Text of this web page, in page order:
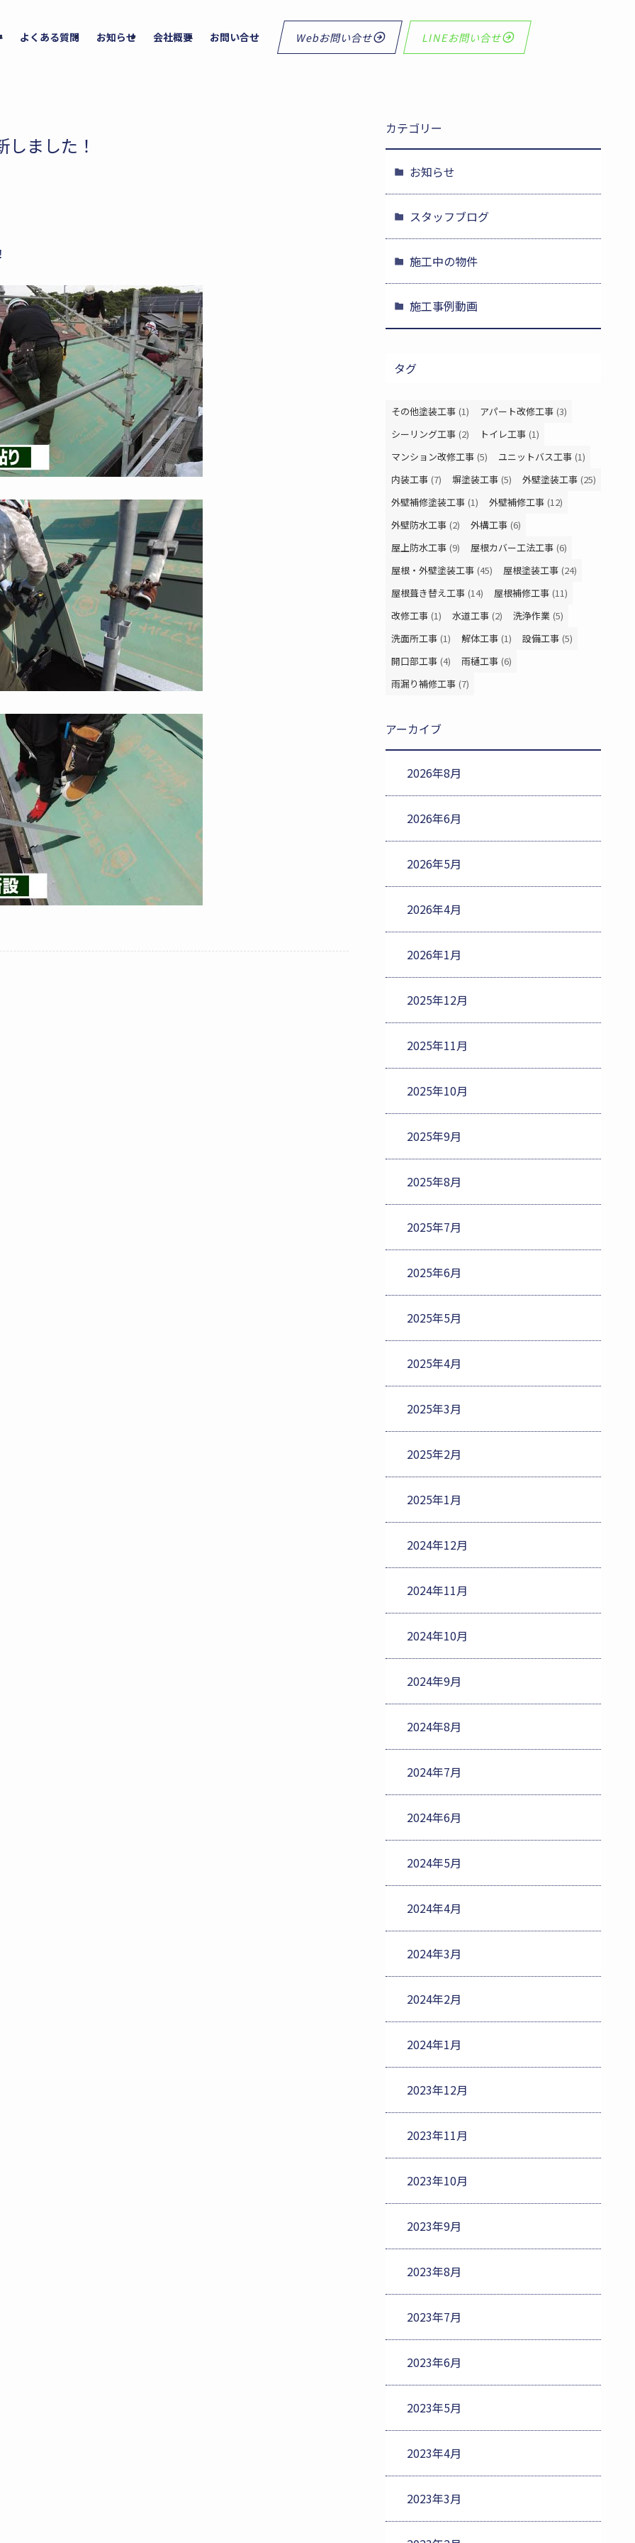
よくある質問 お知らせ 会社概要 お問い合せ Webお問い合せ LINEお問い合せ
ました！
カテゴリー
お知らせ
スタッフブログ
施工中の物件
施工事例動画
タグ
その他塗装工事 (1) アパート改修工事 (3)
シーリング工事 (2) トイレ工事 (1)
マンション改修工事 (5) ユニットバス工事 (1)
内装工事 (7) 塀塗装工事 (5) 外壁塗装工事 (25)
外壁補修塗装工事 (1) 外壁補修工事 (12)
外壁防水工事 (2) 外構工事 (6)
屋上防水工事 (9) 屋根カバー工法工事 (6)
屋根・外壁塗装工事 (45) 屋根塗装工事 (24)
屋根葺き替え工事 (14) 屋根補修工事 (11)
改修工事 (1) 水道工事 (2) 洗浄作業 (5)
洗面所工事 (1) 解体工事 (1) 設備工事 (5)
開口部工事 (4) 雨樋工事 (6)
雨漏り補修工事 (7)
アーカイブ
2026年8月
2026年6月
2026年5月
2026年4月
2026年1月
2025年12月
2025年11月
2025年10月
2025年9月
2025年8月
2025年7月
2025年6月
2025年5月
2025年4月
2025年3月
2025年2月
2025年1月
2024年12月
2024年11月
2024年10月
2024年9月
2024年8月
2024年7月
2024年6月
2024年5月
2024年4月
2024年3月
2024年2月
2024年1月
2023年12月
2023年11月
2023年10月
2023年9月
2023年8月
2023年7月
2023年6月
2023年5月
2023年4月
2023年3月